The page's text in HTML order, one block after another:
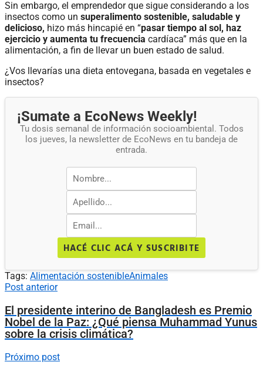
Sin embargo, el emprendedor que sigue considerando a los
insectos como un superalimento sostenible, saludable y
delicioso, hizo más hincapié en “pasar tiempo al sol, haz
ejercicio y aumenta tu frecuencia cardíaca” más que en la
alimentación, a fin de llevar un buen estado de salud.
¿Vos llevarías una dieta entovegana, basada en vegetales e
insectos?
¡Sumate a EcoNews Weekly!
Tu dosis semanal de información socioambiental. Todos
los jueves, la newsletter de EcoNews en tu bandeja de
entrada.
HACÉ CLIC ACÁ Y SUSCRIBITE
Tags: Alimentación sostenibleAnimales
Post anterior
El presidente interino de Bangladesh es Premio
Nobel de la Paz: ¿Qué piensa Muhammad Yunus
sobre la crisis climática?
Próximo post